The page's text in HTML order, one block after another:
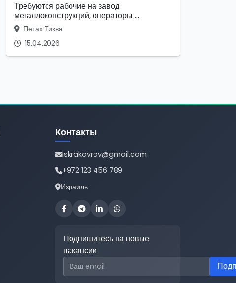
Требуются рабочие на завод
металлоконструкций, операторы ...
Петах Тиква
15.04.2026
Контакты
iskrakovrov@gmail.com
+972 123 456 789
Израиль
Подпишитесь на новые
вакансии
Email для подписки